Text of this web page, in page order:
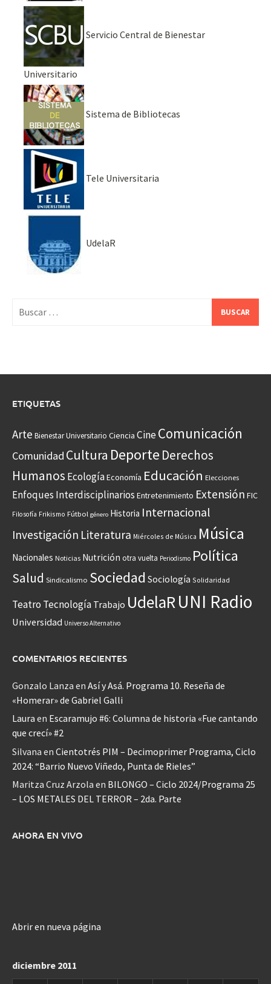
Servicio Central de Bienestar
Universitario
Sistema de Bibliotecas
Tele Universitaria
UdelaR
ETIQUETAS
Arte Bienestar Universitario Ciencia CineComunicación
Comunidad Cultura Deporte Derechos
Humanos EcologíaEconomía Educación Elecciones
Enfoques Interdisciplinarios Entretenimiento Extensión FIC
Filosofía Frikismo Fútbol género Historia Internacional
Investigación Literatura Miércoles de Música Música
Nacionales Noticias Nutrición otra vuelta Periodismo Política
Salud Sindicalismo Sociedad Sociología Solidaridad
Teatro Tecnología Trabajo UdelaR UNI Radio
Universidad Universo Alternativo
COMENTARIOS RECIENTES
Gonzalo Lanza en Así y Asá. Programa 10. Reseña de
«Homerar» de Gabriel Galli
Laura en Escaramujo #6: Columna de historia «Fue cantando
que crecí» #2
Silvana en Cientotrés PIM – Decimoprimer Programa, Ciclo
2024: “Barrio Nuevo Viñedo, Punta de Rieles”
Maritza Cruz Arzola en BILONGO – Ciclo 2024/Programa 25
– LOS METALES DEL TERROR – 2da. Parte
AHORA EN VIVO
Abrir en nueva página
diciembre 2011